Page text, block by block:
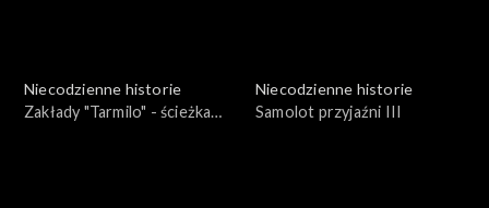
Niecodzienne historie
Zakłady "Tarmilo" - ścieżka
Niecodzienne historie
Samolot przyjaźni III